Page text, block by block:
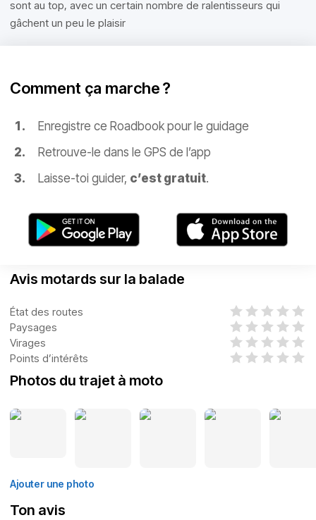
sont au top, avec un certain nombre de ralentisseurs qui
gâchent un peu le plaisir
Comment ça marche ?
Enregistre ce Roadbook pour le guidage
Retrouve-le dans le GPS de l’app
Laisse-toi guider, c’est gratuit.
Avis motards sur la balade
État des routes
Paysages
Virages
Points d’intérêts
Photos du trajet à moto
Ajouter une photo
Ton avis